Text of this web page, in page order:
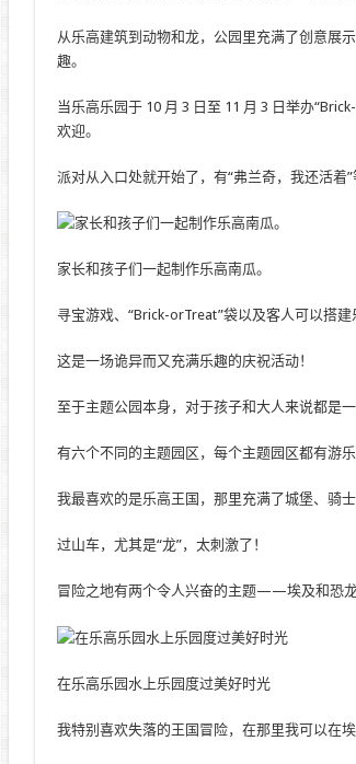
从乐高建筑到动物和龙，公园里充满了创意展
趣。
当乐高乐园于 10 月 3 日至 11 月 3 日举办
欢迎。
派对从入口处就开始了，有“弗兰奇，我还活着
家长和孩子们一起制作乐高南瓜。
寻宝游戏、“Brick-orTreat”袋以及客人可以搭
这是一场诡异而又充满乐趣的庆祝活动！
至于主题公园本身，对于孩子和大人来说都是一
有六个不同的主题园区，每个主题园区都有游
我最喜欢的是乐高王国，那里充满了城堡、骑士
过山车，尤其是“龙”，太刺激了！
冒险之地有两个令人兴奋的主题——埃及和恐龙
在乐高乐园水上乐园度过美好时光
我特别喜欢失落的王国冒险，在那里我可以在